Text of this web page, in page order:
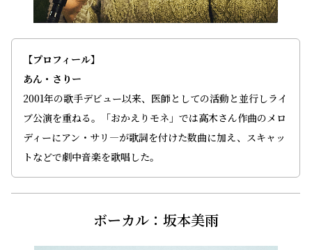
【プロフィール】
あん・さりー
2001年の歌手デビュー以来、医師としての活動と並行しライ
ブ公演を重ねる。「おかえりモネ」では高木さん作曲のメロ
ディーにアン・サリ―が歌詞を付けた数曲に加え、スキャッ
トなどで劇中音楽を歌唱した。
ボーカル：坂本美雨